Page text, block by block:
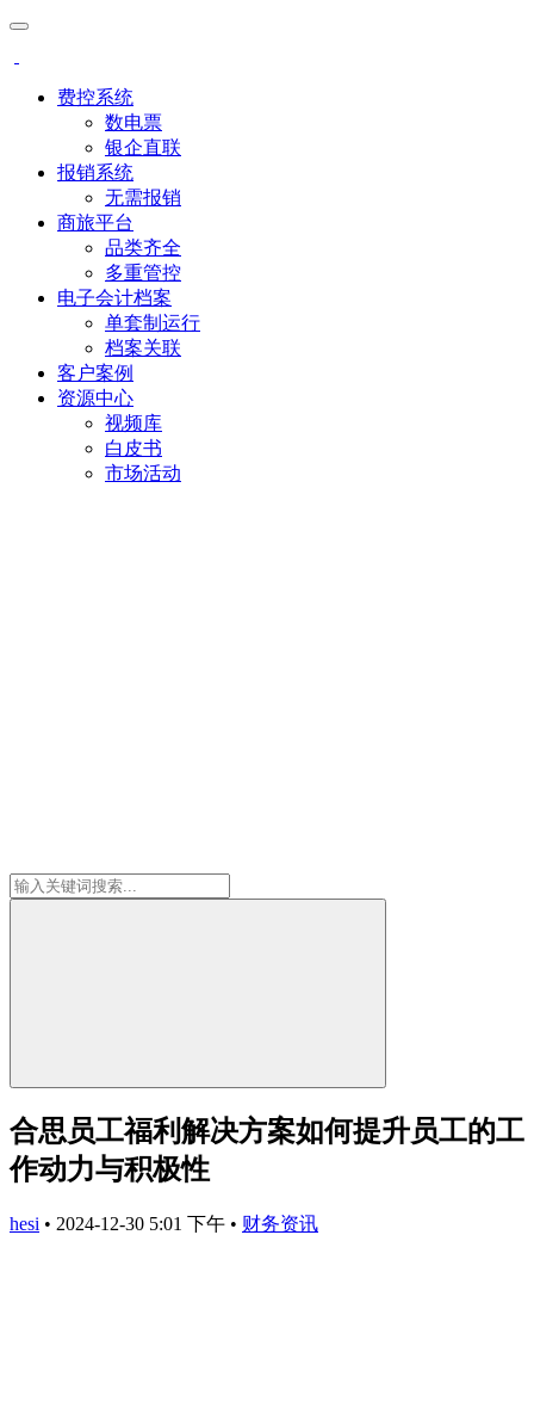
费控系统
数电票
银企直联
报销系统
无需报销
商旅平台
品类齐全
多重管控
电子会计档案
单套制运行
档案关联
客户案例
资源中心
视频库
白皮书
市场活动
合思员工福利解决方案如何提升员工的工
作动力与积极性
hesi • 2024-12-30 5:01 下午 • 财务资讯